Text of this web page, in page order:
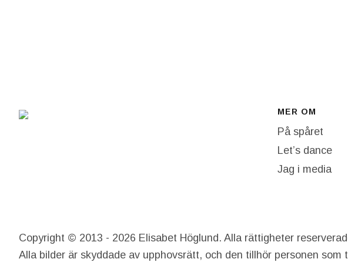
MER OM
På spåret
Let’s dance
Jag i media
Copyright © 2013 - 2026 Elisabet Höglund. Alla rättigheter
Alla bilder är skyddade av upphovsrätt, och den tillhör personen som